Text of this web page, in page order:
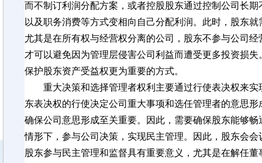
而不制订利润分配方案，或者控股股东通过控制公司长
以及职务消费等方式变相向自己分配利润。此时，股东
尤其是在所有权与经营权分离的公司，股东不参与公司
才可以避免因为管理层侵害公司利益而遭受更多投资损
保护股东资产受益权更为重要的方式。
重大决策和选择管理者权利主要通过行使表决权来
东表决权的行使决定公司重大事项和选任管理者的意思
确保公司意思形成至关重要。因此，需要确保股东能够
情形下，参与公司决策，实现民主管理。因此，股东会
股东参与民主管理和监督具有重要意义，尤其是在解任